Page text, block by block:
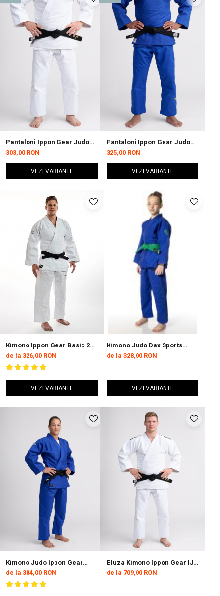
Pantaloni Ippon Gear Judo
IJF Albi
303,00 RON
VEZI VARIANTE
Pantaloni Ippon Gear Judo
Albastri IJF
325,00 RON
VEZI VARIANTE
Kimono Ippon Gear Basic 2
Alb
de la 326,00 RON
VEZI VARIANTE
Kimono Judo Dax Sports
Albastru Juniori
de la 328,00 RON
VEZI VARIANTE
Kimono Judo Ippon Gear
Basic 2 Albastru
de la 384,00 RON
Bluza Kimono Ippon Gear IJF
Judo Legend 2 Alba
de la 709,00 RON